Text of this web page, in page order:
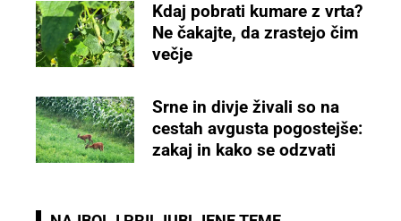
Kdaj pobrati kumare z vrta?
Ne čakajte, da zrastejo čim
večje
Srne in divje živali so na
cestah avgusta pogostejše:
zakaj in kako se odzvati